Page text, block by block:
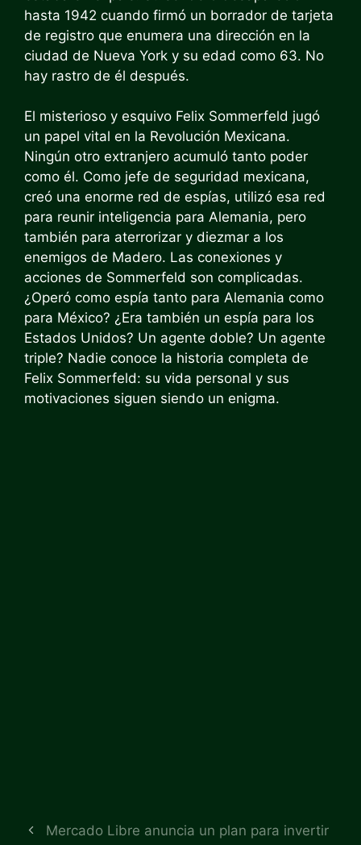
hasta 1942 cuando firmó un borrador de tarjeta
de registro que enumera una dirección en la
ciudad de Nueva York y su edad como 63. No
hay rastro de él después.
El misterioso y esquivo Felix Sommerfeld jugó
un papel vital en la Revolución Mexicana.
Ningún otro extranjero acumuló tanto poder
como él. Como jefe de seguridad mexicana,
creó una enorme red de espías, utilizó esa red
para reunir inteligencia para Alemania, pero
también para aterrorizar y diezmar a los
enemigos de Madero. Las conexiones y
acciones de Sommerfeld son complicadas.
¿Operó como espía tanto para Alemania como
para México? ¿Era también un espía para los
Estados Unidos? Un agente doble? Un agente
triple? Nadie conoce la historia completa de
Felix Sommerfeld: su vida personal y sus
motivaciones siguen siendo un enigma.
Mercado Libre anuncia un plan para invertir